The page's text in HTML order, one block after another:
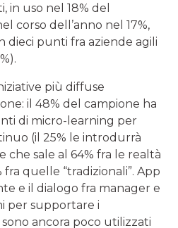
in uso nel 18% del
corso dell’anno nel 17%,
dieci punti fra aziende agili
più diffuse
il 48% del campione ha
di micro-learning per
(il 25% le introdurrà
che sale al 64% fra le realtà
fra quelle “tradizionali”. App
e il dialogo fra manager e
per supportare i
ancora poco utilizzati